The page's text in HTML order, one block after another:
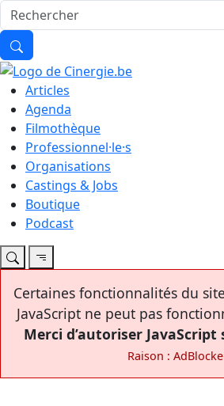
Articles
Agenda
Filmothèque
Professionnel·le·s
Organisations
Castings & Jobs
Boutique
Podcast
Certaines fonctionnalités du
JavaScript ne peut pas
Merci d’autoriser JavaScript
Raison :